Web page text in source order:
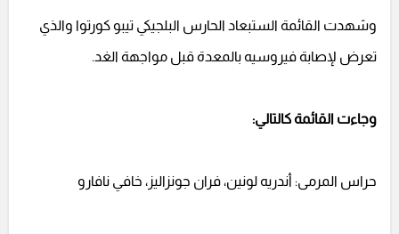
وشهدت القائمة الستبعاد الحارس البلجيكي تيبو كورتوا والذي
تعرض لإصابة فيروسيه بالمعدة قبل مواجهة الغد.
وجاءت القائمة كالتالي:
حراس المرمى: أندريه لونين، فران جونزاليز، خافي نافارو